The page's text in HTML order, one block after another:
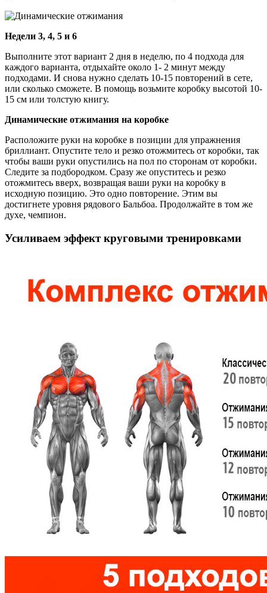
Недели 3, 4, 5 и 6
Выполните этот вариант 2 дня в неделю, по 4 подхода для
каждого варианта, отдыхайте около 1- 2 минут между
подходами. И снова нужно сделать 10-15 повторений в сете,
или сколько сможете. В помощь возьмите коробку высотой 10-
15 см или толстую книгу.
Динамические отжимания на коробке
Расположите руки на коробке в позиции для упражнения
бриллиант. Опустите тело и резко отожмитесь от коробки, так
чтобы ваши руки опустились на пол по сторонам от коробки.
Следите за подбородком. Сразу же опуститесь и резко
отожмитесь вверх, возвращая ваши руки на коробку в
исходную позицию. Это одно повторение. Этим вы
достигнете уровня рядового Бальбоа. Продолжайте в том же
духе, чемпион.
Усиливаем эффект круговыми тренировками